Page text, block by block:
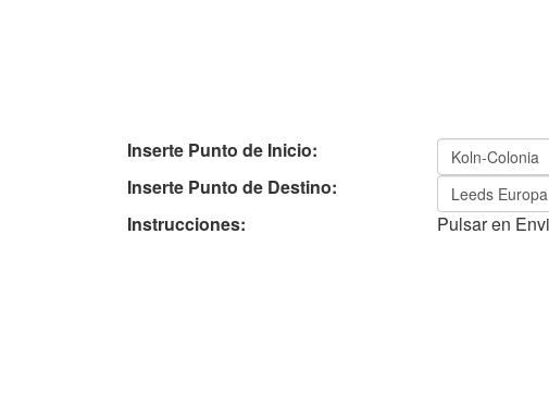
Inserte Punto de Inicio:
Inserte Punto de Destino:
Instrucciones:
Pulsar en